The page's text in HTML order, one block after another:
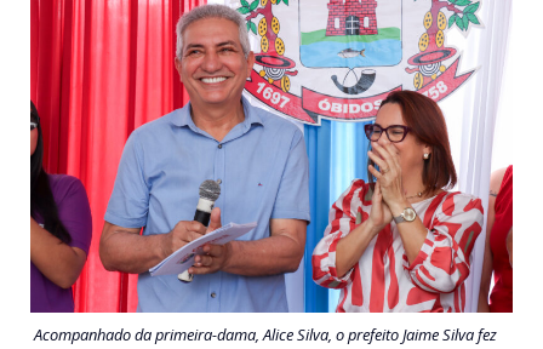
Acompanhado da primeira-dama, Alice Silva, o prefeito Jaime Silva fez